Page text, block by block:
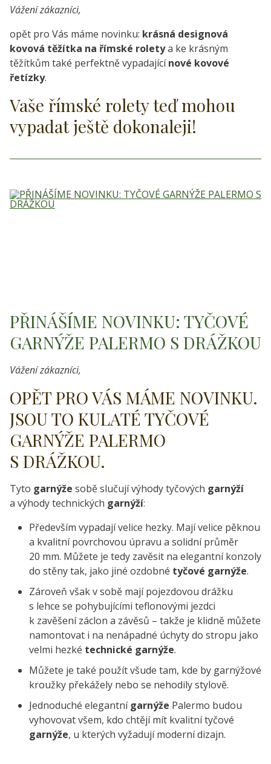
Vážení zákazníci,
opět pro Vás máme novinku: krásná designová
kovová těžítka na římské roletya ke krásným
těžítkům také perfektně vypadajícínové kovové
řetízky.
Vaše římské rolety teď mohou
vypadat ještě dokonaleji!
PŘINÁŠÍME NOVINKU: TYČOVÉ
GARNÝŽE PALERMO S DRÁŽKOU
Vážení zákazníci,
OPĚT PRO VÁS MÁME NOVINKU.
JSOU TO KULATÉ TYČOVÉ
GARNÝŽE PALERMO
S DRÁŽKOU.
Tyto garnýže sobě slučují výhody tyčových garnýží
a výhody technických garnýží:
Především vypadají velice hezky. Mají velice pěknou
a kvalitní povrchovou úpravu a solidní průměr
20 mm. Můžete je tedy zavěsit na elegantní konzoly
do stěny tak, jako jiné ozdobné tyčové garnýže.
Zároveň však v sobě mají pojezdovou drážku
s lehce se pohybujícími teflonovými jezdci
k zavěšení záclon a závěsů – takže je klidně můžete
namontovat i na nenápadné úchyty do stropu jako
velmi hezké technické garnýže.
Můžete je také použít všude tam, kde by garnýžové
kroužky překážely nebo se nehodily stylově.
Jednoduché elegantnígarnýže Palermo budou
vyhovovat všem, kdo chtějí mít kvalitní tyčové
garnýže, u kterých vyžadují moderní dizajn.